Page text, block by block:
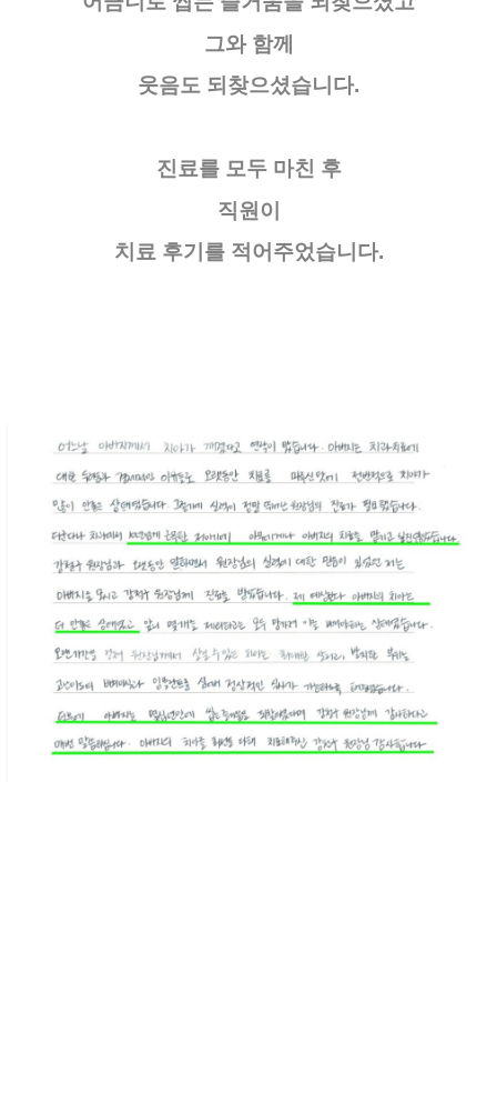
그와 함께
웃음도 되찾으셨습니다.
진료를 모두 마친 후
직원이
치료 후기를 적어주었습니다.